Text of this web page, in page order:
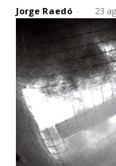
Jorge Raedó - 23